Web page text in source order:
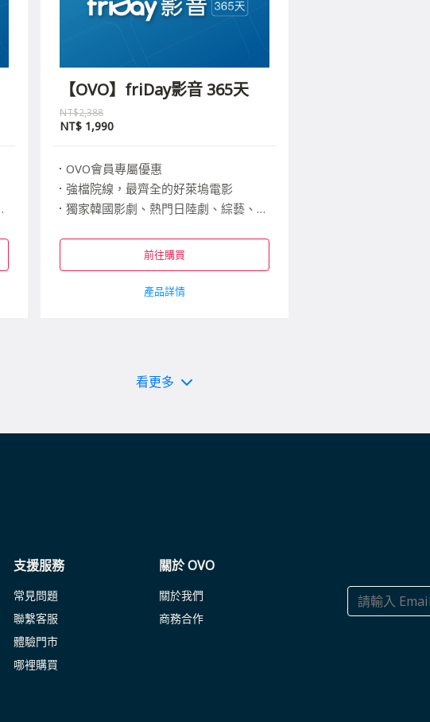
【OVO】friDay影音 365天
NT$2,388
NT$ 1,990
OVO會員專屬優惠
強檔院線，最齊全的好萊塢電影
獨家韓國影劇、熱門日陸劇、綜藝、動漫、布袋戲
前往購買
產品詳情
看更多
支援服務
常見問題
聯繫客服
體驗門市
哪裡購買
關於 OVO
關於我們
商務合作